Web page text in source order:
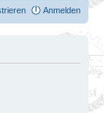
Anmelden